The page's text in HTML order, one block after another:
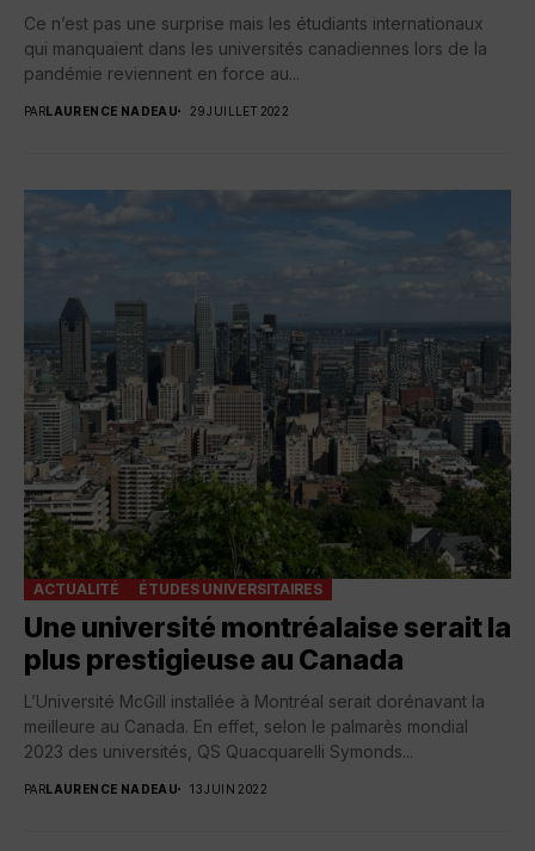
Ce n’est pas une surprise mais les étudiants internationaux
qui manquaient dans les universités canadiennes lors de la
pandémie reviennent en force au...
PARLAURENCE NADEAU 29 JUILLET 2022
ACTUALITÉ ÉTUDES UNIVERSITAIRES
Une université montréalaise serait la
plus prestigieuse au Canada
L’Université McGill installée à Montréal serait dorénavant la
meilleure au Canada. En effet, selon le palmarès mondial
2023 des universités, QS Quacquarelli Symonds...
PARLAURENCE NADEAU 13 JUIN 2022